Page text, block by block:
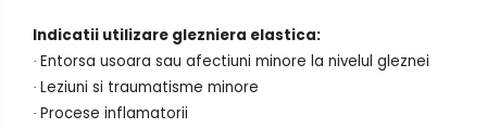
Indicatii utilizare glezniera elastica:
· Entorsa usoara sau afectiuni minore la nivelul gleznei
· Leziuni si traumatisme minore
· Procese inflamatorii